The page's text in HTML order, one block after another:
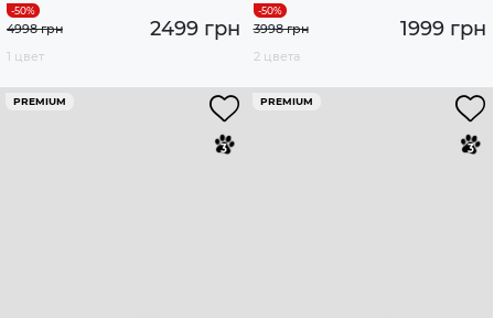
2499 грн
4998 грн
1 цвет
1999 грн
3998 грн
2 цвета
PREMIUM PREMIUM